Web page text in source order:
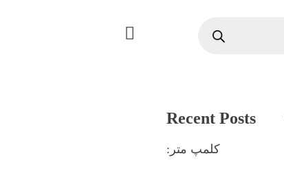
Recent Posts
کلمپ متر: